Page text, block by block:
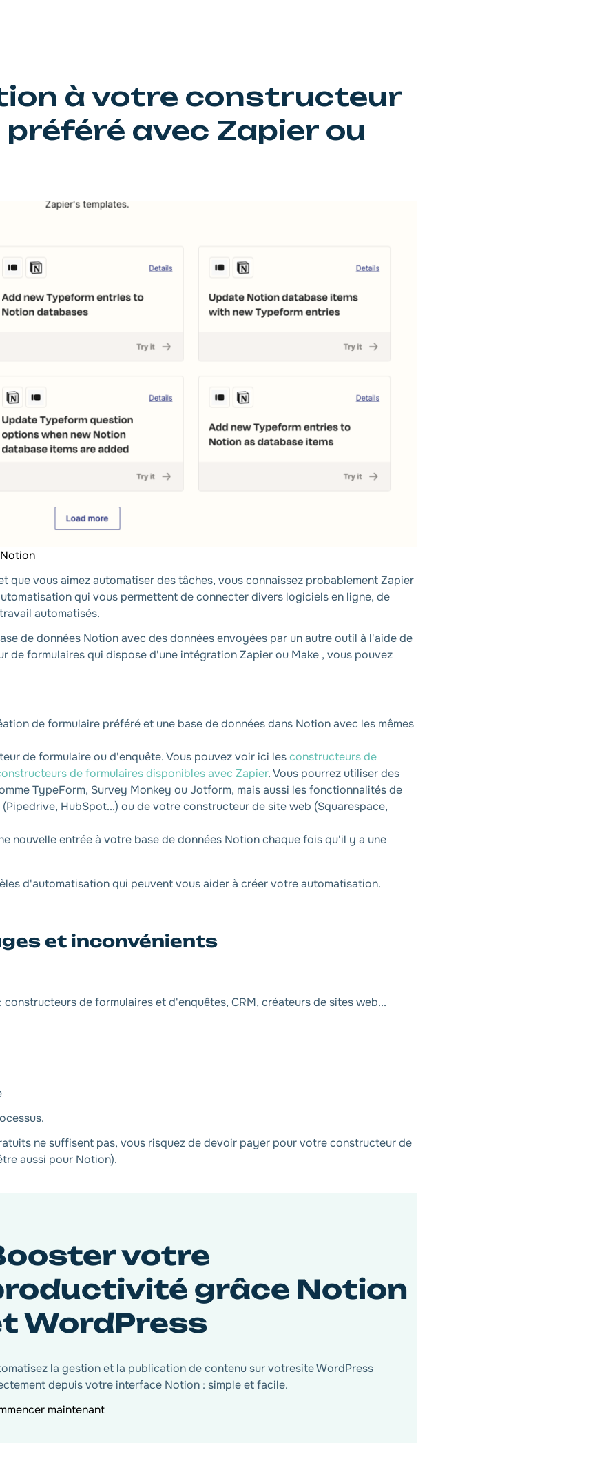
à votre constructeur
avec Zapier ou
que vous aimez automatiser des tâches, vous connaissez probablement Zapier
qui vous permettent de connecter divers logiciels en ligne, de
automatisés.
de données Notion avec des données envoyées par un autre outil à l'aide de
de formulaires qui dispose d'une intégration Zapier ou Make , vous pouvez
de formulaire préféré et une base de données dans Notion avec les mêmes
de formulaire ou d'enquête. Vous pouvez voir ici lesconstructeurs de
de formulaires disponibles avec Zapier. Vous pourrez utiliser des
TypeForm, Survey Monkey ou Jotform, mais aussi les fonctionnalités de
HubSpot...) ou de votre constructeur de site web (Squarespace,
nouvelle entrée à votre base de données Notion chaque fois qu'il y a une
d'automatisation qui peuvent vous aider à créer votre automatisation.
et inconvénients
de formulaires et d'enquêtes, CRM, créateurs de sites web...
ne suffisent pas, vous risquez de devoir payer pour votre constructeur de
aussi pour Notion).
votre
grâce Notion
WordPress
la gestion et la publication de contenu sur votresite WordPress
depuis votre interface Notion : simple et facile.
maintenant